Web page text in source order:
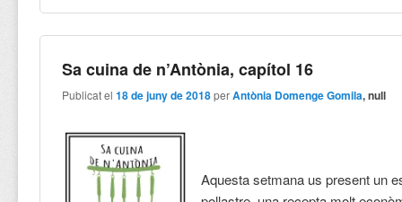
Sa cuina de n’Antònia, capítol 16
Publicat el18 de juny de 2018 perAntònia Domenge Gomila, null
Aquesta setmana us present un